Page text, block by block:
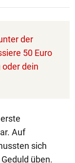
der
50 Euro
dein
Auf
sich
üben.